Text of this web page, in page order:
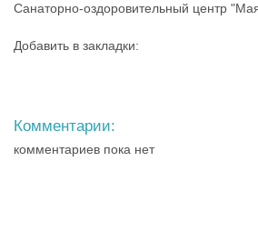
Санаторно-оздоровительный центр
Добавить в закладки:
Комментарии:
комментариев пока нет